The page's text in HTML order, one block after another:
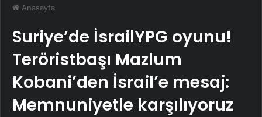
Anasayfa
Suriye’de İsrailYPG oyunu!
Teröristbaşı Mazlum
Kobani’den İsrail’e mesaj:
Memnuniyetle karşılıyoruz